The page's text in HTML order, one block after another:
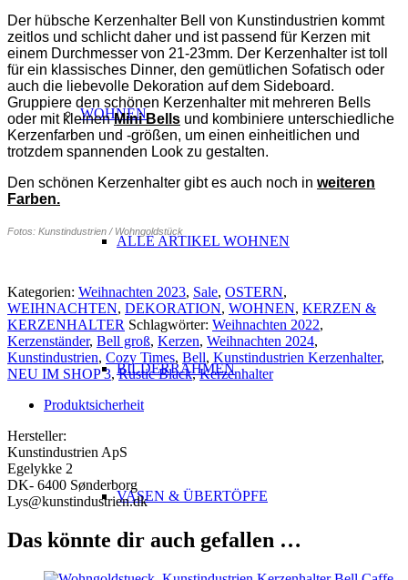
WOHNEN
ALLE ARTIKEL WOHNEN
BILDERRAHMEN
VASEN & ÜBERTÖPFE
Der hübsche Kerzenhalter Bell von Kunstindustrien kommt
zeitlos und schlicht daher und ist passend für Kerzen mit
einem Durchmesser von 21-23mm. Der Kerzenhalter ist toll
für ein klassisches Dinner, den gemütlichen Sofatisch oder
auch die liebevolle Dekoration auf dem Sideboard.
Gruppiere den schönen Kerzenhalter mit mehreren Bells
oder mit kleinenMini Bells und kombiniere unterschiedliche
Kerzenfarben und -größen, um einen einheitlichen und
trotzdem spannenden Look zu gestalten.
Den schönen Kerzenhalter gibt es auch noch in weiteren
Farben.
Fotos: Kunstindustrien / Wohngoldstück
Kategorien: Weihnachten 2023, Sale, OSTERN,
WEIHNACHTEN, DEKORATION, WOHNEN, KERZEN &
KERZENHALTER Schlagwörter: Weihnachten 2022,
Kerzenständer, Bell groß, Kerzen, Weihnachten 2024,
Kunstindustrien, Cozy Times, Bell, Kunstindustrien Kerzenhalter,
NEU IM SHOP 3,Rustic Black,Kerzenhalter
Produktsicherheit
Hersteller:
Kunstindustrien ApS
Egelykke 2
DK- 6400 Sønderborg
Lys@kunstindustrien.dk
Das könnte dir auch gefallen …